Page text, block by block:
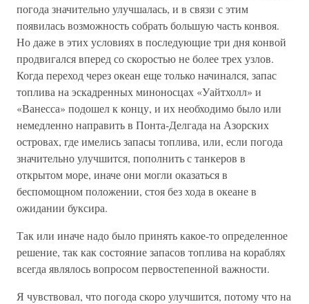
погода значительно улучшалась, и в связи с этим
появилась возможность собрать большую часть конвоя.
Но даже в этих условиях в последующие три дня конвой
продвигался вперед со скоростью не более трех узлов.
Когда переход через океан еще только начинался, запас
топлива на эскадренных миноносцах «Уайтхолл» и
«Ванесса» подошел к концу, и их необходимо было или
немедленно направить в Понта-Делгада на Азорских
островах, где имелись запасы топлива, или, если погода
значительно улучшится, пополнить с танкеров в
открытом море, иначе они могли оказаться в
беспомощном положении, стоя без хода в океане в
ожидании буксира.
Так или иначе надо было принять какое-то определенное
решение, так как состояние запасов топлива на кораблях
всегда являлось вопросом первостепенной важности.
Я чувствовал, что погода скоро улучшится, потому что на